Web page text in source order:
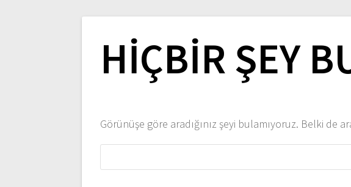
HIÇBIR ŞEY
Görünüşe göre aradığınız şeyi bulamıyoruz. Belki de